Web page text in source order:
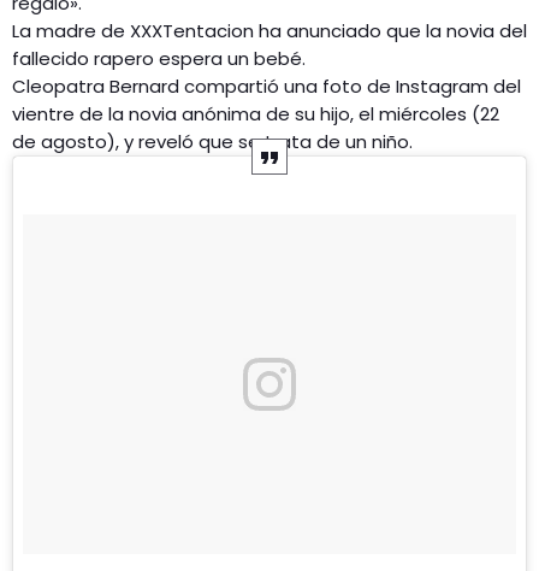
La madre de XXXTentacion ha anunciado que la novia del
fallecido rapero espera un bebé.
Cleopatra Bernard compartió una foto de Instagram del
vientre de la novia anónima de su hijo, el miércoles (22
de agosto), y reveló que se trata de un niño.